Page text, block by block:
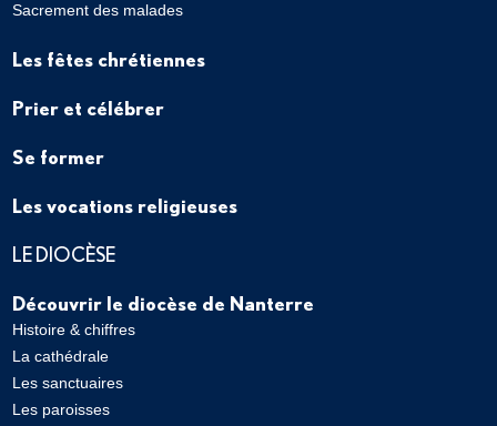
Sacrement des malades
Les fêtes chrétiennes
Prier et célébrer
Se former
Les vocations religieuses
LE DIOCÈSE
Découvrir le diocèse de Nanterre
Histoire & chiffres
La cathédrale
Les sanctuaires
Les paroisses